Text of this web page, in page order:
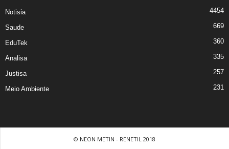
Notisia 4454
Saude 669
EduTek 360
Analisa 335
Justisa 257
Meio Ambiente 231
© NEON METIN - RENETIL 2018